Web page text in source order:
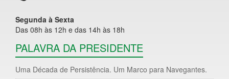
Segunda à Sexta
Das 08h às 12h e das 14h às 18h
PALAVRA DA PRESIDENTE
Uma Década de Persistência. Um Marco para Navegantes.